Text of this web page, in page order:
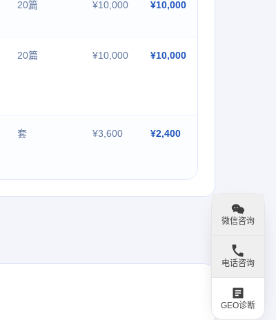
20篇 ¥10,000 ¥10,000
20篇 ¥10,000 ¥10,000
套 ¥3,600 ¥2,400
微信咨询
电话咨询
GEO诊断